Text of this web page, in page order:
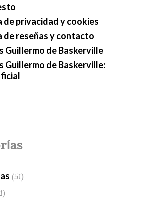
de privacidad y cookies
de reseñas y contacto
Guillermo de Baskerville
Guillermo de Baskerville:
(51)